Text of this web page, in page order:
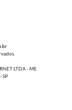
LTDA - ME